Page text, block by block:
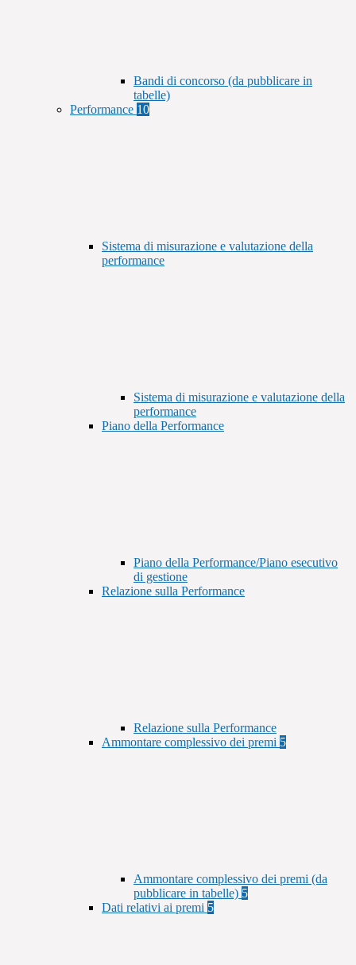
Bandi di concorso (da pubblicare in
tabelle)
Performance 10
Sistema di misurazione e valutazione della
performance
Sistema di misurazione e valutazione della
performance
Piano della Performance
Piano della Performance/Piano esecutivo
di gestione
Relazione sulla Performance
Relazione sulla Performance
Ammontare complessivo dei premi 5
Ammontare complessivo dei premi (da
pubblicare in tabelle) 5
Dati relativi ai premi 5